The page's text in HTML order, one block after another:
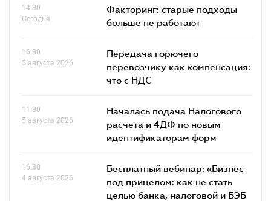
14.30
Сегодня
Факторинг: старые подходы
больше не работают
16.30
5 августа 2026
Передача горючего
перевозчику как компенсация:
что с НДС
11.30
5 августа 2026
Началась подача Налогового
расчета и 4ДФ по новым
идентификаторам форм
16.30
4 августа 2026
Бесплатный вебинар: «Бизнес
под прицелом: как не стать
целью банка, налоговой и БЭБ